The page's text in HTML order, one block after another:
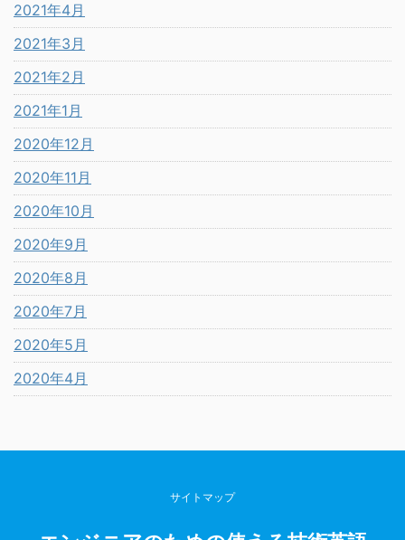
2021年4月
2021年3月
2021年2月
2021年1月
2020年12月
2020年11月
2020年10月
2020年9月
2020年8月
2020年7月
2020年5月
2020年4月
サイトマップ